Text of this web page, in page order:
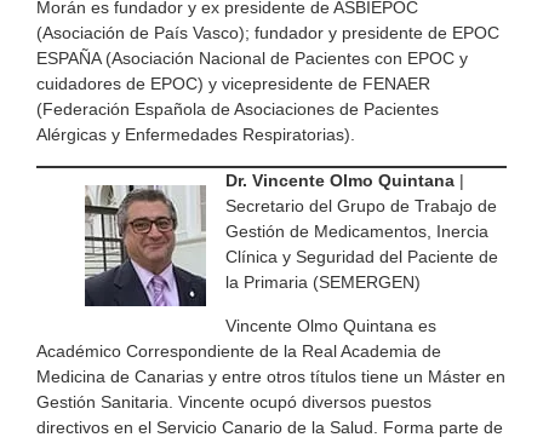
Morán es fundador y ex presidente de ASBIEPOC
(Asociación de País Vasco); fundador y presidente de EPOC
ESPAÑA (Asociación Nacional de Pacientes con EPOC y
cuidadores de EPOC) y vicepresidente de FENAER
(Federación Española de Asociaciones de Pacientes
Alérgicas y Enfermedades Respiratorias).
Dr. Vincente Olmo Quintana |
Secretario del Grupo de Trabajo de
Gestión de Medicamentos, Inercia
Clínica y Seguridad del Paciente de
la Primaria (SEMERGEN)
Vincente Olmo Quintana es
Académico Correspondiente de la Real Academia de
Medicina de Canarias y entre otros títulos tiene un Máster en
Gestión Sanitaria. Vincente ocupó diversos puestos
directivos en el Servicio Canario de la Salud. Forma parte de